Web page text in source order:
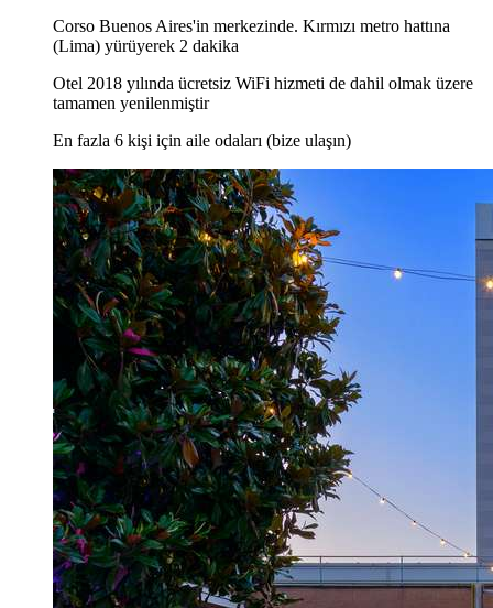
Corso Buenos Aires'in merkezinde. Kırmızı metro hattına
(Lima) yürüyerek 2 dakika
Otel 2018 yılında ücretsiz WiFi hizmeti de dahil olmak üzere
tamamen yenilenmiştir
En fazla 6 kişi için aile odaları (bize ulaşın)